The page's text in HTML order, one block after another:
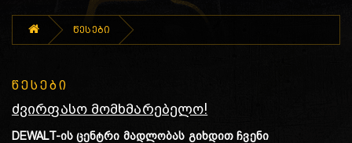
წესები
წესები
ძვირფასო მომხმარებელო!
DEWALT-ის ცენტრი მადლობას გიხდით ჩვენი